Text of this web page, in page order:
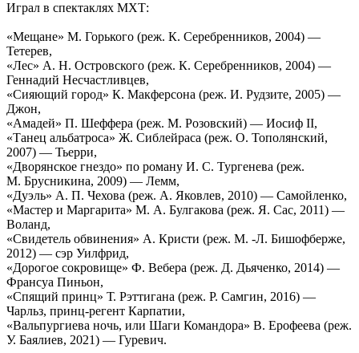
Играл в спектаклях МХТ:
«Мещане» М. Горького (реж. К. Серебренников, 2004) —
Тетерев,
«Лес» А. Н. Островского (реж. К. Серебренников, 2004) —
Геннадий Несчастливцев,
«Сияющий город» К. Макферсона (реж. И. Рудзите, 2005) —
Джон,
«Амадей» П. Шеффера (реж. М. Розовский) — Иосиф II,
«Танец альбатроса» Ж. Сиблейраса (реж. О. Тополянский,
2007) — Тьерри,
«Дворянское гнездо» по роману И. С. Тургенева (реж.
М. Брусникина, 2009) — Лемм,
«Дуэль» А. П. Чехова (реж. А. Яковлев, 2010) — Самойленко,
«Мастер и Маргарита» М. А. Булгакова (реж. Я. Сас, 2011) —
Воланд,
«Свидетель обвинения» А. Кристи (реж. М. -Л. Бишофберже,
2012) — сэр Уилфрид,
«Дорогое сокровище» Ф. Вебера (реж. Д. Дьяченко, 2014) —
Франсуа Пиньон,
«Спящий принц» Т. Рэттигана (реж. Р. Самгин, 2016) —
Чарльз, принц-регент Карпатии,
«Вальпургиева ночь, или Шаги Командора» В. Ерофеева (реж.
У. Баялиев, 2021) — Гуревич.